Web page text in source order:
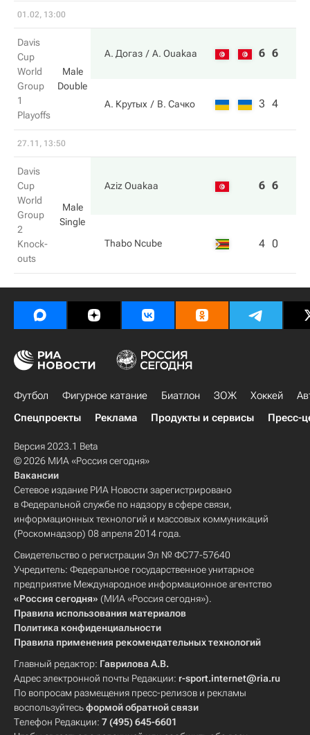
01.02, 13:00
Davis
Cup
World
Group
1
Playoffs
Male
Double
А. Догаз A. Ouakaa 6 6
А. Крутых В. Сачко 3 4
27.11, 13:50
Davis
Cup
World
Group
2
Knock-
outs
Male
Single
Aziz Ouakaa 6 6
Thabo Ncube 4 0
Футбол Фигурное катание Биатлон ЗОЖ Хоккей
Спецпроекты
Реклама Продукты и сервисы Пресс-
Версия 2023.1 Beta
© 2026 МИА «Россия сегодня»
Вакансии
Сетевое издание РИА Новости зарегистрировано
в Федеральной службе по надзору в сфере связи,
информационных технологий и массовых коммуникаций
(Роскомнадзор) 08 апреля 2014 года.
Свидетельство о регистрации Эл № ФС77-57640
Учредитель: Федеральное государственное унитарное
предприятие Международное информационное агентство
«Россия сегодня» (МИА «Россия сегодня»).
Правила использования материалов
Политика конфиденциальности
Правила применения рекомендательных технологий
Главный редактор: Гаврилова А.В.
Адрес электронной почты Редакции: r-sport.internet@ria.ru
По вопросам размещения пресс-релизов и рекламы
воспользуйтесьформой обратной связи
Телефон Редакции: 7 (495) 645-6601